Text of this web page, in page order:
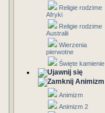
Religie rodzime
Afryki
Religie rodzime
Australii
Wierzenia
pierwotne
Święte kamienie
Animizm
Animizm
Animizm 2